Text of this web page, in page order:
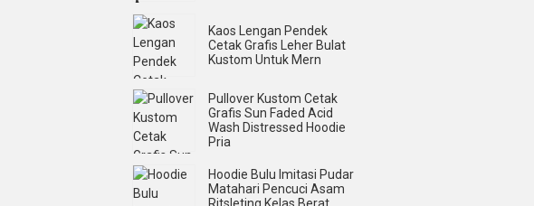
Kaos Lengan Pendek
Cetak Grafis Leher Bulat
Kustom Untuk Mern
Pullover Kustom Cetak
Grafis Sun Faded Acid
Wash Distressed Hoodie
Pria
Hoodie Bulu Imitasi Pudar
Matahari Pencuci Asam
Ritsleting Kelas Berat